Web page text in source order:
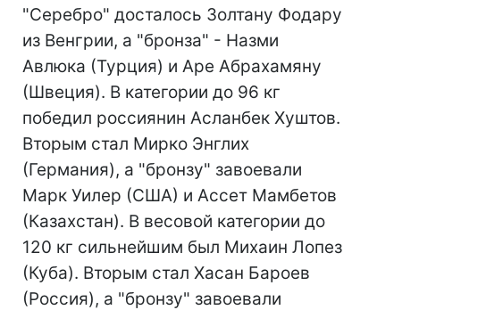
"Серебро" досталось Золтану Фодару
из Венгрии, а "бронза" - Назми
Авлюка (Турция) и Аре Абрахамяну
(Швеция). В категории до 96 кг
победил россиянин Асланбек Хуштов.
Вторым стал Мирко Энглих
(Германия), а "бронзу" завоевали
Марк Уилер (США) и Ассет Мамбетов
(Казахстан). В весовой категории до
120 кг сильнейшим был Михаин Лопез
(Куба). Вторым стал Хасан Бароев
(Россия), а "бронзу" завоевали